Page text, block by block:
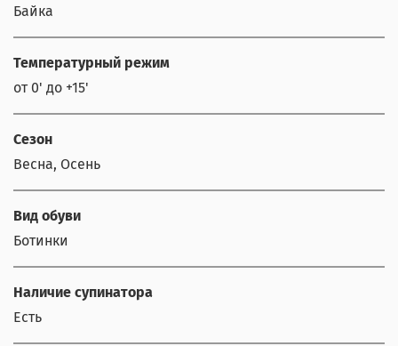
Байка
Температурный режим
от 0' до +15'
Сезон
Весна, Осень
Вид обуви
Ботинки
Наличие супинатора
Есть